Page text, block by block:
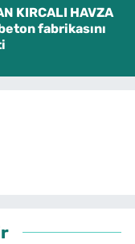
KIRCALI HAVZA
fabrikasını